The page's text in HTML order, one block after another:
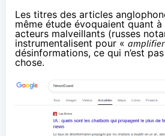
Les titres des articles
même étude évoquaient quant
acteurs malveillants (russes
instrumentalisent pour « amplifier
désinformations, ce qui n’est
chose.